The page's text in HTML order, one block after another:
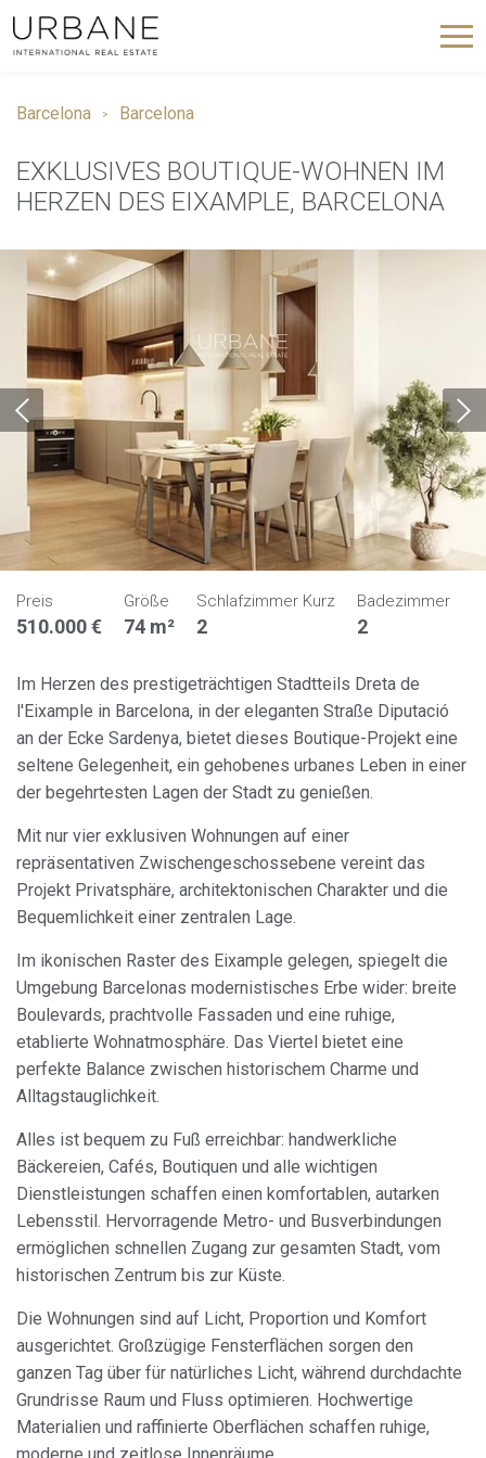
Barcelona Barcelona
EXKLUSIVES BOUTIQUE-WOHNEN IM
HERZEN DES EIXAMPLE, BARCELONA
Preis
510.000 €
Größe
74 m²
Schlafzimmer Kurz
2
Badezimmer
2
Im Herzen des prestigeträchtigen Stadtteils Dreta de
l'Eixample in Barcelona, in der eleganten Straße Diputació
an der Ecke Sardenya, bietet dieses Boutique-Projekt eine
seltene Gelegenheit, ein gehobenes urbanes Leben in einer
der begehrtesten Lagen der Stadt zu genießen.
Mit nur vier exklusiven Wohnungen auf einer
repräsentativen Zwischengeschossebene vereint das
Projekt Privatsphäre, architektonischen Charakter und die
Bequemlichkeit einer zentralen Lage.
Im ikonischen Raster des Eixample gelegen, spiegelt die
Umgebung Barcelonas modernistisches Erbe wider: breite
Boulevards, prachtvolle Fassaden und eine ruhige,
etablierte Wohnatmosphäre. Das Viertel bietet eine
perfekte Balance zwischen historischem Charme und
Alltagstauglichkeit.
Alles ist bequem zu Fuß erreichbar: handwerkliche
Bäckereien, Cafés, Boutiquen und alle wichtigen
Dienstleistungen schaffen einen komfortablen, autarken
Lebensstil. Hervorragende Metro- und Busverbindungen
ermöglichen schnellen Zugang zur gesamten Stadt, vom
historischen Zentrum bis zur Küste.
Die Wohnungen sind auf Licht, Proportion und Komfort
ausgerichtet. Großzügige Fensterflächen sorgen den
ganzen Tag über für natürliches Licht, während durchdachte
Grundrisse Raum und Fluss optimieren. Hochwertige
Materialien und raffinierte Oberflächen schaffen ruhige,
moderne und zeitlose Innenräume.
Cookies ändern
Technik und Funktional